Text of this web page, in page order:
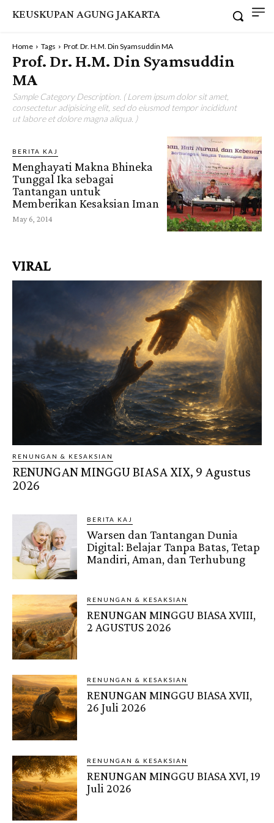
KEUSKUPAN AGUNG JAKARTA
Home Tags Prof. Dr. H.M. Din Syamsuddin MA
Prof. Dr. H.M. Din Syamsuddin
MA
Sample Category Description. ( Lorem ipsum dolor sit amet,
consectetur adipisicing elit, sed do eiusmod tempor incididunt
ut labore et dolore magna aliqua. )
BERITA KAJ
Menghayati Makna Bhineka
Tunggal Ika sebagai
Tantangan untuk
Memberikan Kesaksian Iman
May 6, 2014
VIRAL
RENUNGAN & KESAKSIAN
RENUNGAN MINGGU BIASA XIX, 9 Agustus
2026
BERITA KAJ
Warsen dan Tantangan Dunia
Digital: Belajar Tanpa Batas, Tetap
Mandiri, Aman, dan Terhubung
RENUNGAN & KESAKSIAN
RENUNGAN MINGGU BIASA XVIII,
2 AGUSTUS 2026
RENUNGAN & KESAKSIAN
RENUNGAN MINGGU BIASA XVII,
26 Juli 2026
RENUNGAN & KESAKSIAN
RENUNGAN MINGGU BIASA XVI, 19
Juli 2026